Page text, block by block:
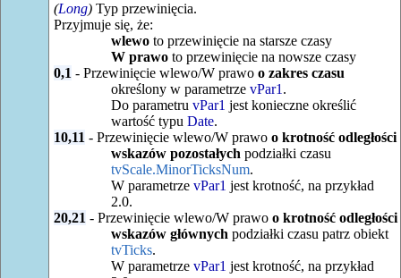
(Long)Typ przewinięcia.
Przyjmuje się, że:
wlewoto przewinięcie na starsze czasy
W prawoto przewinięcie na nowsze czasy
0,1 - Przewinięcie wlewo/W prawo o zakres czasu
określony w parametrze vPar1 .
Do parametru vPar1 jest konieczne określić
wartość typu Date.
10,11 - Przewinięcie wlewo/W prawo o krotność odległości
wskazów pozostałych podziałki czasu
tvScale.MinorTicksNum.
W parametrze vPar1 jest krotność, na przykład
2.0.
20,21 - Przewinięcie wlewo/W prawo o krotność odległości
wskazów głównych podziałki czasu patrz obiekt
tvTicks.
W parametrze vPar1 jest krotność, na przykład